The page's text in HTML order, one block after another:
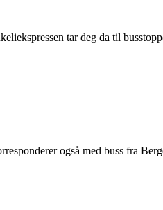
tar deg da til
også med buss fra